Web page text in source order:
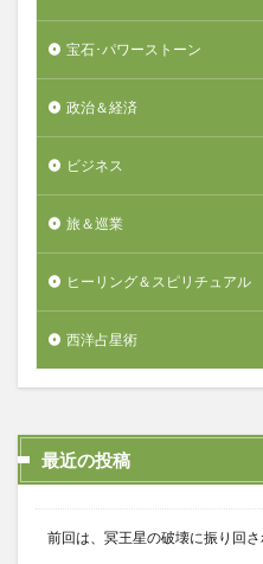
宝石･パワーストーン
政治＆経済
ビジネス
旅＆巡業
ヒーリング＆スピリチュアル
西洋占星術
最近の投稿
前回は、冥王星の破壊に振り回